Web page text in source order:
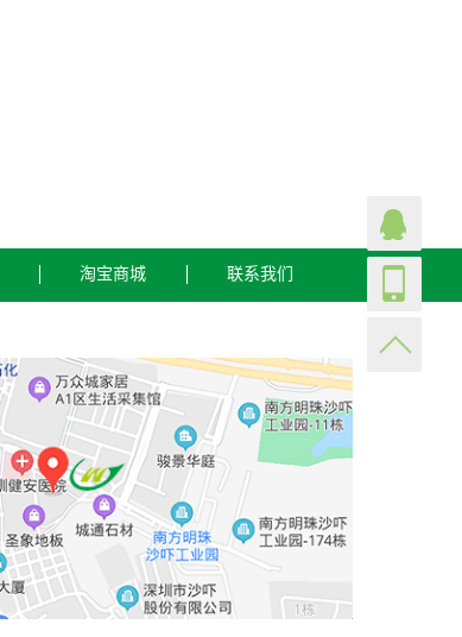
淘宝商城 联系我们